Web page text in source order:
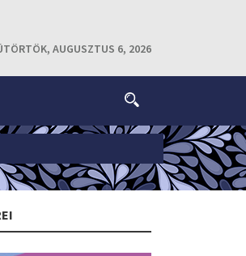
AUGUSZTUS 6, 2026